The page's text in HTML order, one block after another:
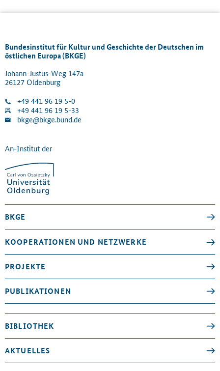
Bundesinstitut für Kultur und Geschichte der Deutschen im
östlichen Europa (BKGE)
Johann-Justus-Weg 147a
26127 Oldenburg
+49 441 96 19 5-0
+49 441 96 19 5-33
bkge@bkge.bund.de
An-Institut der
BKGE
KOOPERATIONEN UND NETZWERKE
PROJEKTE
PUBLIKATIONEN
BIBLIOTHEK
AKTUELLES